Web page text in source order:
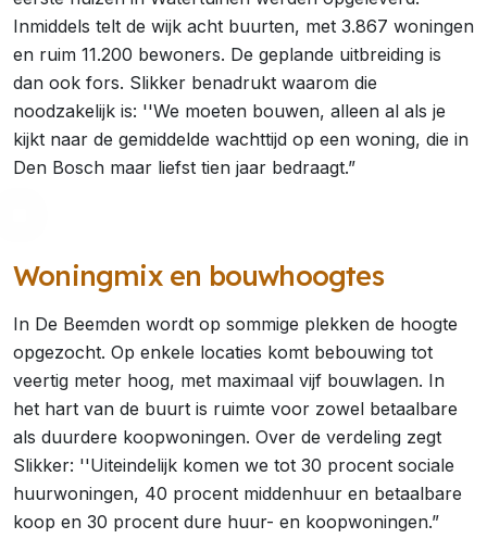
Inmiddels telt de wijk acht buurten, met 3.867 woningen
en ruim 11.200 bewoners. De geplande uitbreiding is
dan ook fors. Slikker benadrukt waarom die
noodzakelijk is: ''We moeten bouwen, alleen al als je
kijkt naar de gemiddelde wachttijd op een woning, die in
Den Bosch maar liefst tien jaar bedraagt.”
Woningmix en bouwhoogtes
In De Beemden wordt op sommige plekken de hoogte
opgezocht. Op enkele locaties komt bebouwing tot
veertig meter hoog, met maximaal vijf bouwlagen. In
het hart van de buurt is ruimte voor zowel betaalbare
als duurdere koopwoningen. Over de verdeling zegt
Slikker: ''Uiteindelijk komen we tot 30 procent sociale
huurwoningen, 40 procent middenhuur en betaalbare
koop en 30 procent dure huur- en koopwoningen.”